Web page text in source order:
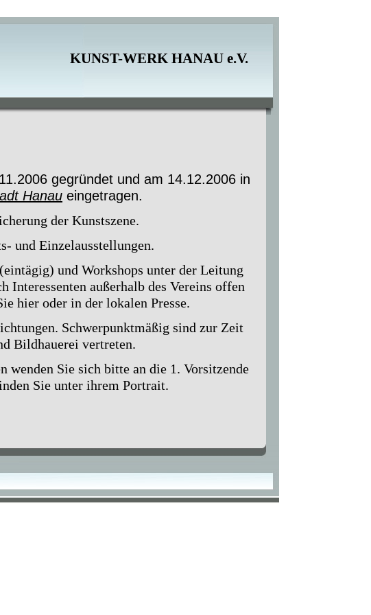
KUNST-WERK HANAU e.V.
gegründet und am 14.12.2006 in
Hanau eingetragen.
der Kunstszene.
und Einzelausstellungen.
und Workshops unter der Leitung
außerhalb des Vereins offen
hier oder in der lokalen Presse.
Schwerpunktmäßig sind zur Zeit
Bildhauerei vertreten.
wenden Sie sich bitte an die 1. Vorsitzende
Sie unter ihrem Portrait.